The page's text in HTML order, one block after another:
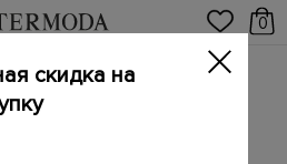
0
одежда / Женские куртки
скидка на